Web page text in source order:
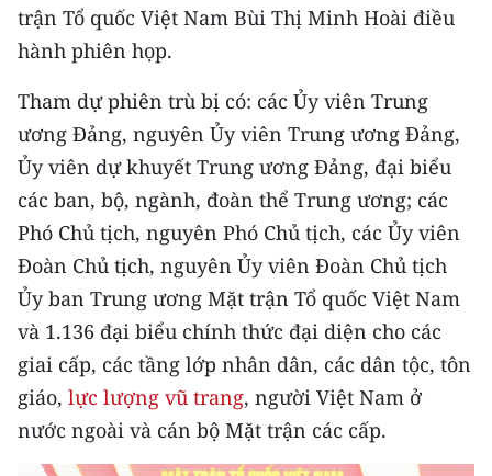
54 DÂN TỘC VIỆT NAM
CHƯƠNG TRÌNH OCOP - MỖI XÃ
MỘT SẢN PHẨM
RADIO
MEDIA CENTER
E-Magazine
Video
Media Chính trị
Media Kinh tế
Media Văn hóa
trận Tổ quốc Việt Nam Bùi Thị Minh Hoài điều
hành phiên họp.
Tham dự phiên trù bị có: các Ủy viên Trung
ương Đảng, nguyên Ủy viên Trung ương Đảng,
Ủy viên dự khuyết Trung ương Đảng, đại biểu
các ban, bộ, ngành, đoàn thể Trung ương; các
Phó Chủ tịch, nguyên Phó Chủ tịch, các Ủy viên
Đoàn Chủ tịch, nguyên Ủy viên Đoàn Chủ tịch
Ủy ban Trung ương Mặt trận Tổ quốc Việt Nam
và 1.136 đại biểu chính thức đại diện cho các
giai cấp, các tầng lớp nhân dân, các dân tộc, tôn
giáo, lực lượng vũ trang, người Việt Nam ở
nước ngoài và cán bộ Mặt trận các cấp.